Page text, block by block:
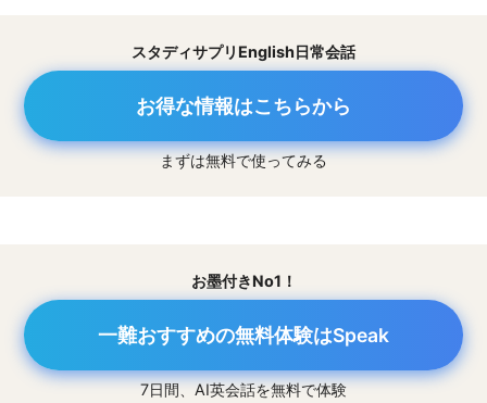
スタディサプリEnglish日常会話
お得な情報はこちらから
まずは無料で使ってみる
お墨付きNo1！
一難おすすめの無料体験はSpeak
7日間、AI英会話を無料で体験